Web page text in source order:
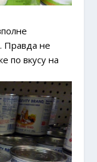
Правда не
по вкусу на